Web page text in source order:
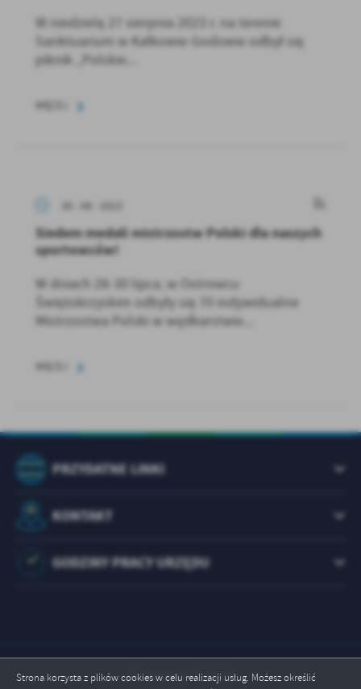
Strona korzysta z plików cookies w celu realizacji usług. Możesz określić
W niedzielę 27 sierpnia 2023 r. na terenie
Sanktuarium w Kałkowie-Godowie odbył się
piknik „Polskie...
30 - 08 - 2023
Siedem medali mistrzostw Polski dla naszych
sportowców!
W dniach 28-30 lipca, w Ostrowcu
Świętokrzyskim odbyły się 70 indywidualne
Mistrzostwa Polski w wędkarstwie...
PRZYDATNE LINKI
KONTAKT
GODZINY PRACY URZĘDU
Odwiedzin: 1074120